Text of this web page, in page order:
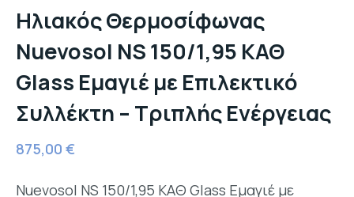
Ηλιακός Θερμοσίφωνας
Nuevosol NS 150/1,95 ΚΑΘ
Glass Εμαγιέ με Επιλεκτικό
Συλλέκτη – Τριπλής Ενέργειας
875,00 €
Nuevosol NS 150/1,95 ΚΑΘ Glass Εμαγιέ με